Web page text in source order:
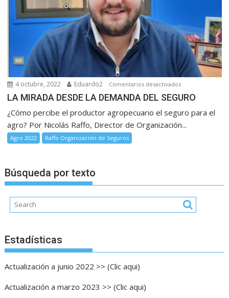
4 octubre, 2022 Eduardo2 Comentarios desactivadosen
LA
DESDE
LA
LA MIRADA DESDE LA DEMANDA DEL SEGURO
¿Cómo percibe el productor agropecuario el seguro para el
agro? Por Nicolás Raffo, Director de Organización...
Agro 2022 Raffo Organización de Seguros
Búsqueda por texto
Estadísticas
Actualización a junio 2022 >> (Clic aqui)
Actualización a marzo 2023 >> (Clic aqui)